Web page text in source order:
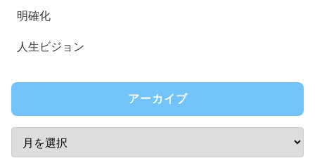
明確化
人生ビジョン
アーカイブ